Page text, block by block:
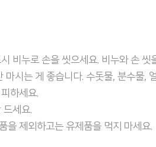
비누로 손을 씻으세요. 비누와 손
마시는 게 좋습니다. 수돗물, 분수물,
하세요.
드세요.
을 제외하고는 유제품을 먹지 마세요.